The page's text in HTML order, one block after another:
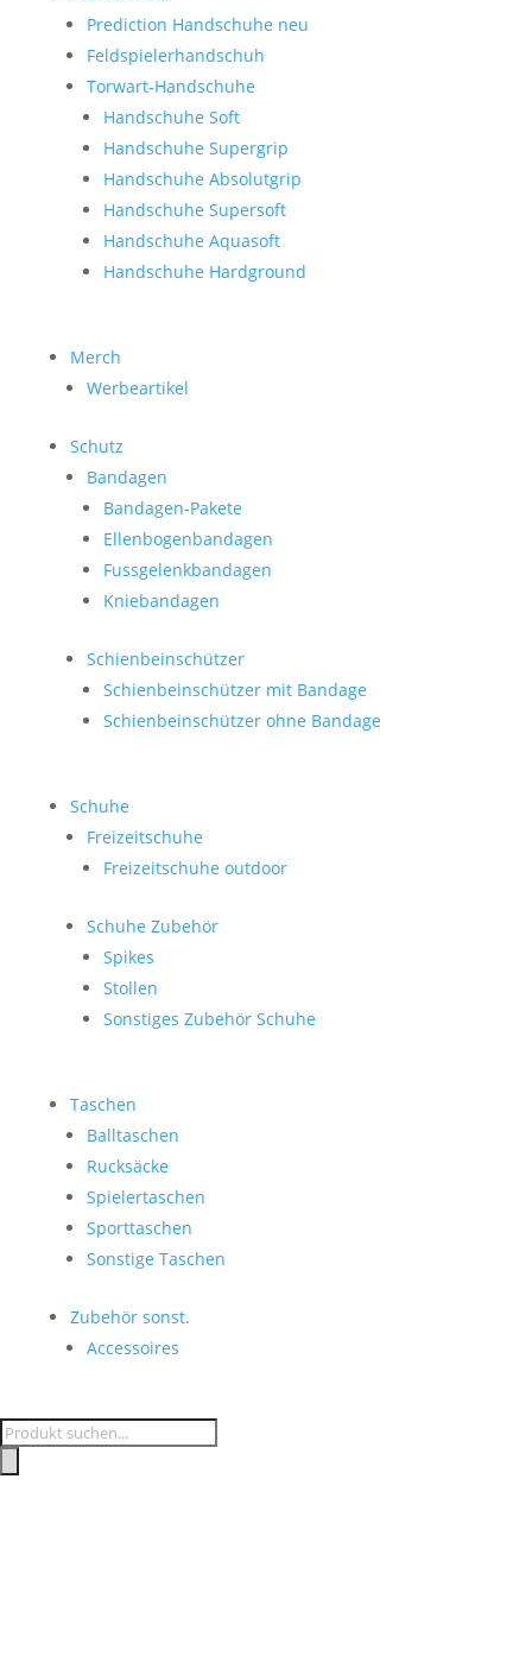
Prediction Handschuhe neu
Feldspielerhandschuh
Torwart-Handschuhe
Handschuhe Soft
Handschuhe Supergrip
Handschuhe Absolutgrip
Handschuhe Supersoft
Handschuhe Aquasoft
Handschuhe Hardground
Merch
Werbeartikel
Schutz
Bandagen
Bandagen-Pakete
Ellenbogenbandagen
Fussgelenkbandagen
Kniebandagen
Schienbeinschützer
Schienbeinschützer mit Bandage
Schienbeinschützer ohne Bandage
Schuhe
Freizeitschuhe
Freizeitschuhe outdoor
Schuhe Zubehör
Spikes
Stollen
Sonstiges Zubehör Schuhe
Taschen
Balltaschen
Rucksäcke
Spielertaschen
Sporttaschen
Sonstige Taschen
Zubehör sonst.
Accessoires
Products